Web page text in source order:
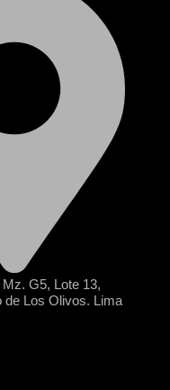
G5, Lote 13,
de Los Olivos. Lima